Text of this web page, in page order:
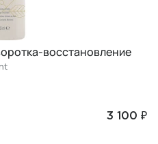
восстановление
3 100 ₽